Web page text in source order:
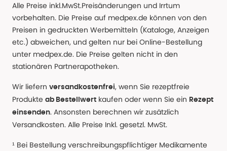
Alle Preise inkl.MwSt.Preisänderungen und Irrtum
vorbehalten. Die Preise auf medpex.de können von den
Preisen in gedruckten Werbemitteln (Kataloge, Anzeigen
etc.) abweichen, und gelten nur bei Online-Bestellung
unter medpex.de. Die Preise gelten nicht in den
stationären Partnerapotheken.
Wir liefern versandkostenfrei, wenn Sie rezeptfreie
Produkte ab Bestellwert kaufen oder wenn Sie ein Rezept
einsenden. Ansonsten berechnen wir zusätzlich
Versandkosten. Alle Preise Inkl. gesetzl. MwSt.
¹ Bei Bestellung verschreibungspflichtiger Medikamente